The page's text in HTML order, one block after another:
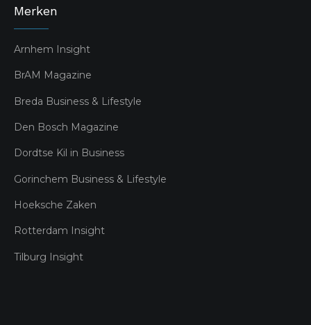
Merken
Arnhem Insight
BrAM Magazine
Breda Business & Lifestyle
Den Bosch Magazine
Dordtse Kil in Business
Gorinchem Business & Lifestyle
Hoeksche Zaken
Rotterdam Insight
Tilburg Insight